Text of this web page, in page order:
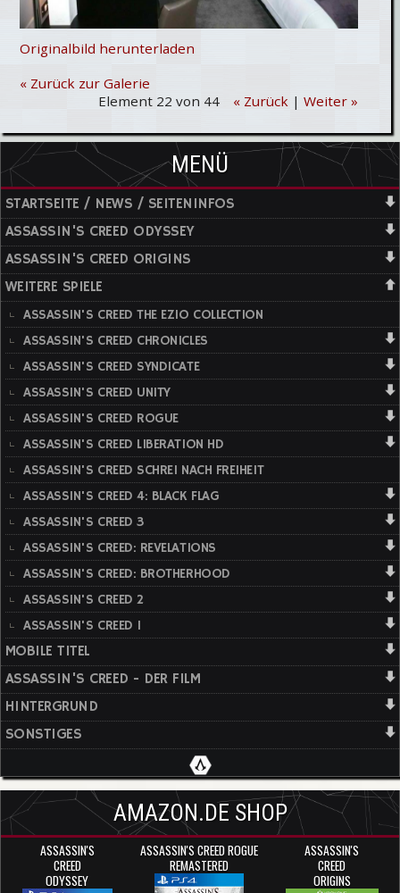
Originalbild herunterladen
« Zurück zur Galerie
Element 22 von 44
« Zurück| Weiter »
MENÜ
STARTSEITE / NEWS / SEITENINFOS
ASSASSIN'S CREED ODYSSEY
ASSASSIN'S CREED ORIGINS
WEITERE SPIELE
ASSASSIN'S CREED THE EZIO COLLECTION
ASSASSIN'S CREED CHRONICLES
ASSASSIN'S CREED SYNDICATE
ASSASSIN'S CREED UNITY
ASSASSIN'S CREED ROGUE
ASSASSIN'S CREED LIBERATION HD
ASSASSIN'S CREED SCHREI NACH FREIHEIT
ASSASSIN'S CREED 4: BLACK FLAG
ASSASSIN'S CREED 3
ASSASSIN'S CREED: REVELATIONS
ASSASSIN'S CREED: BROTHERHOOD
ASSASSIN'S CREED 2
ASSASSIN'S CREED 1
MOBILE TITEL
ASSASSIN'S CREED - DER FILM
HINTERGRUND
SONSTIGES
AMAZON.DE SHOP
ASSASSIN'S
CREED
ODYSSEY
ASSASSIN'S CREED ROGUE
REMASTERED
ASSASSIN'S
CREED
ORIGINS